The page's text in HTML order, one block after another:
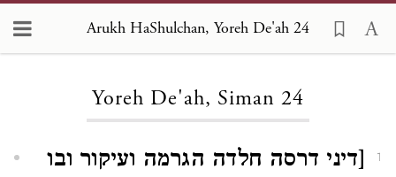
Arukh HaShulchan, Yoreh De'ah 24
Yoreh De'ah, Siman 24
1
[דיני דרסה חלדה הגרמה ועיקור ובו